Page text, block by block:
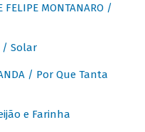
FELIPE MONTANARO /
/ Solar
/ Por Que Tanta
e Farinha